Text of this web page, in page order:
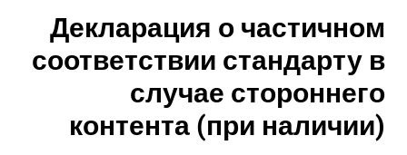
Декларация о частичном
соответствии стандарту в
случае стороннего
контента (при наличии)